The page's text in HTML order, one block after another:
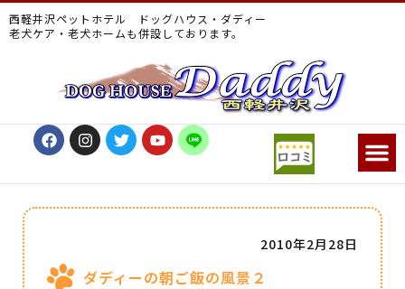
西軽井沢ペットホテル ドッグハウス・ダディー
老犬ケア・老犬ホームも併設しております。
ダディーの朝ご飯の風景２
2010年2月28日